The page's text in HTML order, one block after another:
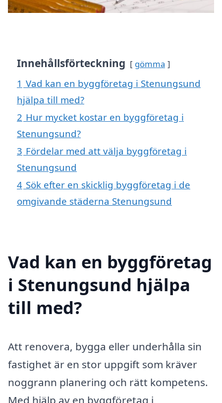
Innehållsförteckning gömma
1 Vad kan en byggföretag i Stenungsund
hjälpa till med?
2 Hur mycket kostar en byggföretag i
Stenungsund?
3 Fördelar med att välja byggföretag i
Stenungsund
4 Sök efter en skicklig byggföretag i de
omgivande städerna Stenungsund
Vad kan en byggföretag
i Stenungsund hjälpa
till med?
Att renovera, bygga eller underhålla sin
fastighet är en stor uppgift som kräver
noggrann planering och rätt kompetens.
Med hjälp av en byggföretag i